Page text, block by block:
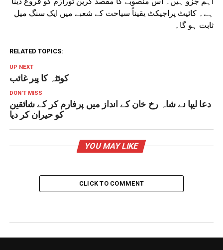
ہے۔ کائیٹ پراجیکٹ یقیناً سیاحت کے شعبے میں ایک سنگ میل
ثابت ہو گا۔
RELATED TOPICS:
UP NEXT
کوئٹہ کا پیر غائب
DON'T MISS
دعا لیپا نے شاہ رخ خان کے انداز میں پرفارم کر کے شائقین
کو حیران کر دیا
YOU MAY LIKE
CLICK TO COMMENT